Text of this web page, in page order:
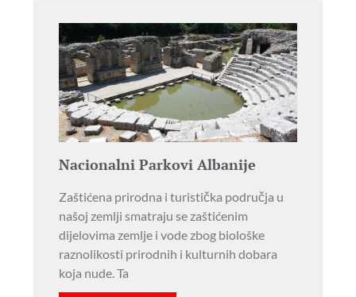
Nacionalni Parkovi Albanije
Zaštićena prirodna i turistička područja u
našoj zemlji smatraju se zaštićenim
dijelovima zemlje i vode zbog biološke
raznolikosti prirodnih i kulturnih dobara
koja nude. Ta